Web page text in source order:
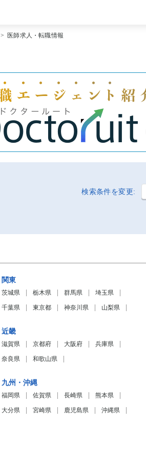
[常勤] 科目から探す
Doctoruitについて
運営者情報
プライバシーポリシー
> 医師求人・転職情報
検索条件を変更:
関東
茨城県 栃木県 群馬県 埼玉県
千葉県 東京都 神奈川県 山梨県
近畿
滋賀県 京都府 大阪府 兵庫県
奈良県 和歌山県
九州・沖縄
福岡県 佐賀県 長崎県 熊本県
大分県 宮崎県 鹿児島県 沖縄県